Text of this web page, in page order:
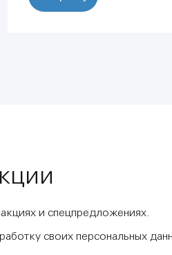
и спецпредложениях.
своих персональных